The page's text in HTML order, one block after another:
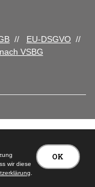
// EU-DSGVO //
VSBG
OK
wir diese